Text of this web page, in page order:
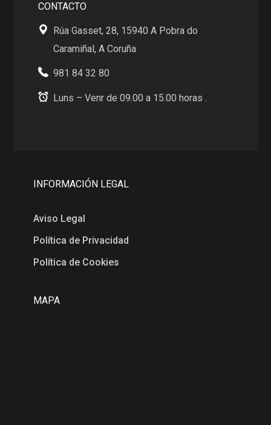
CONTACTO
Rúa Gasset, 28, 15940 A Pobra do
Caramiñal, A Coruña
981 84 32 80
Luns – Venr de 09.00 a 15.00 horas .
INFORMACIÓN LEGAL
Aviso Legal
Política de Privacidad
Política de Cookies
MAPA